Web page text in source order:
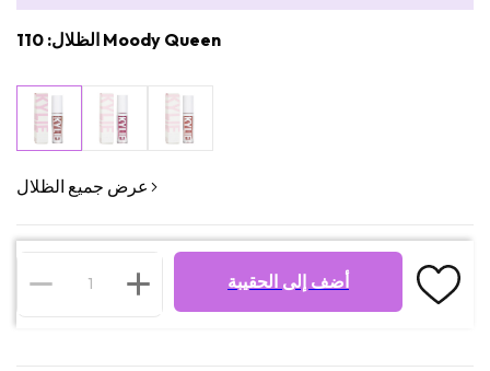
الظلال: 110 Moody Queen
عرض جميع الظلال
أضف إلى الحقيبة